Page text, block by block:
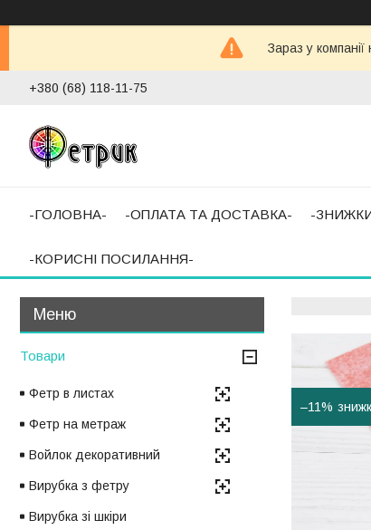
Зараз у
+380 (68) 118-11-75
-ГОЛОВНА- -ОПЛАТА ТА ДОСТАВКА- -
-КОРИСНІ ПОСИЛАННЯ-
–11%
Товари
Фетр в листах
Фетр на метраж
Войлок декоративний
Вирубка з фетру
Вирубка зі шкіри